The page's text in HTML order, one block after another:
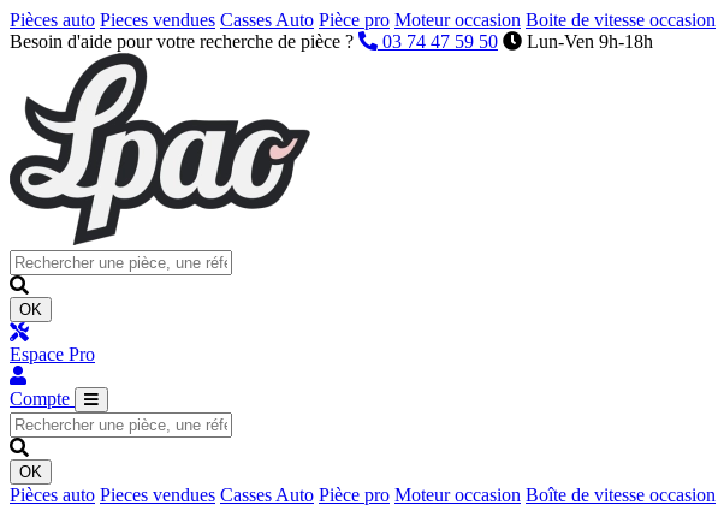
Pièces auto Pieces vendues Casses Auto Pièce pro Moteur occasion Boite de vitesse occasion
Besoin d'aide pour votre recherche de pièce ?
03 74 47 59 50 Lun-Ven 9h-18h
OK
Espace Pro
Compte
OK
Pièces auto Pieces vendues Casses Auto Pièce pro Moteur occasion Boîte de vitesse occasion